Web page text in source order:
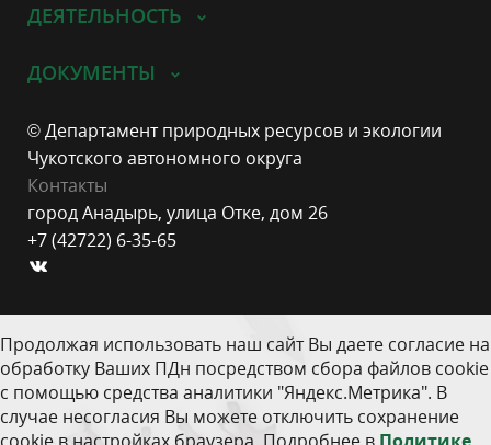
ДЕЯТЕЛЬНОСТЬ
ДОКУМЕНТЫ
© Департамент природных ресурсов и экологии
Чукотского автономного округа
Контакты
город Анадырь, улица Отке, дом 26
+7 (42722) 6-35-65
Продолжая использовать наш сайт Вы даете согласие на
обработку Ваших ПДн посредством сбора файлов cookie
с помощью средства аналитики "Яндекс.Метрика". В
случае несогласия Вы можете отключить сохранение